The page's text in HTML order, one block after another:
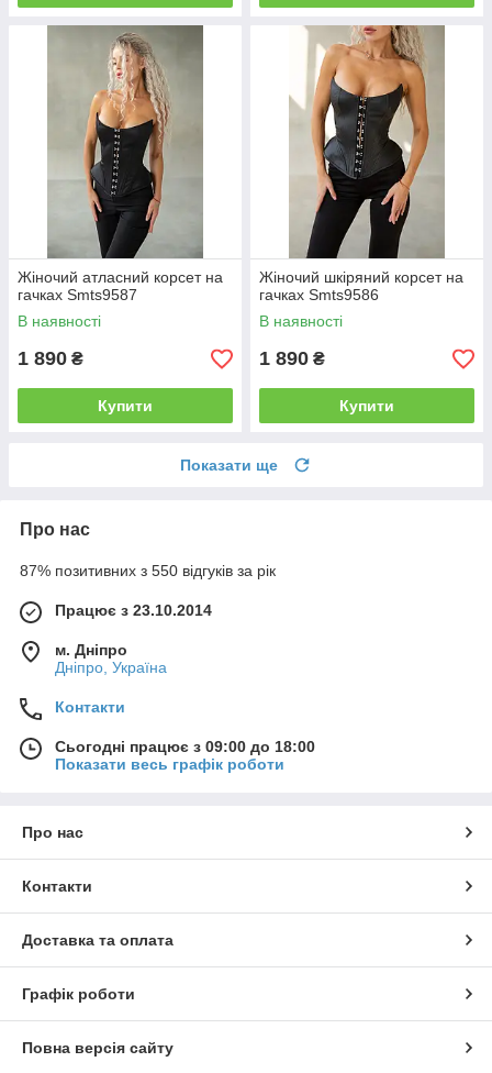
Жіночий атласний корсет на
гачках Smts9587
В наявності
1 890 ₴
Купити
Жіночий шкіряний корсет на
гачках Smts9586
В наявності
1 890 ₴
Купити
Показати ще
Про нас
87% позитивних з 550 відгуків за рік
Працює з 23.10.2014
м. Дніпро
Дніпро, Україна
Контакти
Сьогодні працює з 09:00 до 18:00
Показати весь графік роботи
Про нас
Контакти
Доставка та оплата
Графік роботи
Повна версія сайту